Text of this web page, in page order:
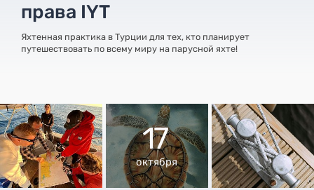
права IYT
Яхтенная практика в Турции для тех, кто планирует
путешествовать по всему миру на парусной яхте!
17
октября